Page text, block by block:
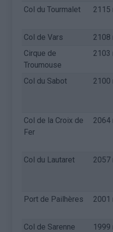
Col du Tourmalet
2115
Col de Vars
2108
Cirque de
Troumouse
2103
Col du Sabot
2100
Col de la Croix de
Fer
2064
Col du Lautaret
2057
Port de Pailhères
2001
Col de Sarenne
1999